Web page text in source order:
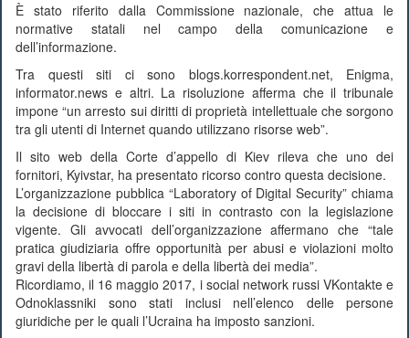
È stato riferito dalla Commissione nazionale, che attua le
normative statali nel campo della comunicazione e
dell’informazione.
Tra questi siti ci sono blogs.korrespondent.net, Enigma,
informator.news e altri. La risoluzione afferma che il tribunale
impone “un arresto sui diritti di proprietà intellettuale che sorgono
tra gli utenti di Internet quando utilizzano risorse web”.
Il sito web della Corte d’appello di Kiev rileva che uno dei
fornitori, Kyivstar, ha presentato ricorso contro questa decisione.
L’organizzazione pubblica “Laboratory of Digital Security” chiama
la decisione di bloccare i siti in contrasto con la legislazione
vigente. Gli avvocati dell’organizzazione affermano che “tale
pratica giudiziaria offre opportunità per abusi e violazioni molto
gravi della libertà di parola e della libertà dei media”.
Ricordiamo, il 16 maggio 2017, i social network russi VKontakte e
Odnoklassniki sono stati inclusi nell’elenco delle persone
giuridiche per le quali l’Ucraina ha imposto sanzioni.